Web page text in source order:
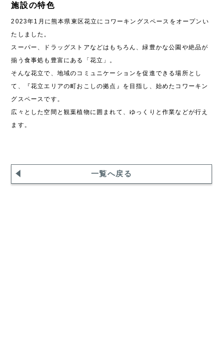
施設の特色
2023年1月に熊本県東区花立にコワーキングスペースをオープンい
たしました。
スーパー、ドラッグストアなどはもちろん、緑豊かな公園や絶品が
揃う食事処も豊富にある「花立」。
そんな花立で、地域のコミュニケーションを促進できる場所とし
て、『花立エリアの町おこしの拠点』を目指し、始めたコワーキン
グスペースです。​
​​広々とした空間と観葉植物に囲まれて、ゆっくりと作業などが行え
ます。
一覧へ戻る